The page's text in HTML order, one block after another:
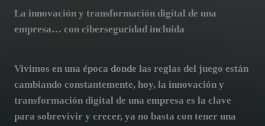
La innovación y transformación digital de una
empresa… con ciberseguridad incluida
Vivimos en una época donde las reglas del juego están
cambiando constantemente, hoy, la innovación y
transformación digital de una empresa es la clave
para sobrevivir y crecer, ya no basta con tener una